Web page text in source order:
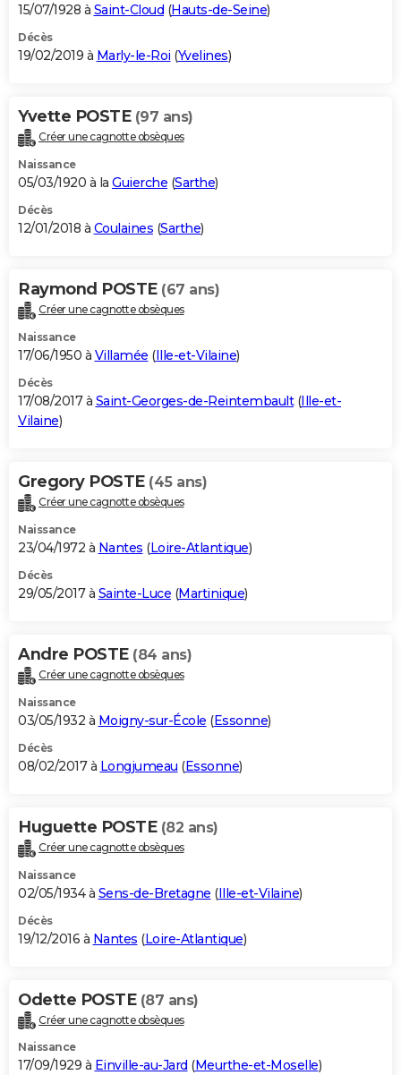
15/07/1928 à Saint-Cloud (Hauts-de-Seine)
Décès
19/02/2019 à Marly-le-Roi (Yvelines)
Yvette POSTE (97 ans)
Créer une cagnotte obsèques
Naissance
05/03/1920 à la Guierche (Sarthe)
Décès
12/01/2018 à Coulaines (Sarthe)
Raymond POSTE (67 ans)
Créer une cagnotte obsèques
Naissance
17/06/1950 à Villamée (Ille-et-Vilaine)
Décès
17/08/2017 à Saint-Georges-de-Reintembault(Ille-et-
Vilaine)
Gregory POSTE (45 ans)
Créer une cagnotte obsèques
Naissance
23/04/1972 à Nantes (Loire-Atlantique)
Décès
29/05/2017 à Sainte-Luce (Martinique)
Andre POSTE (84 ans)
Créer une cagnotte obsèques
Naissance
03/05/1932 à Moigny-sur-École (Essonne)
Décès
08/02/2017 à Longjumeau (Essonne)
Huguette POSTE (82 ans)
Créer une cagnotte obsèques
Naissance
02/05/1934 à Sens-de-Bretagne (Ille-et-Vilaine)
Décès
19/12/2016 à Nantes (Loire-Atlantique)
Odette POSTE (87 ans)
Créer une cagnotte obsèques
Naissance
17/09/1929 à Einville-au-Jard (Meurthe-et-Moselle)